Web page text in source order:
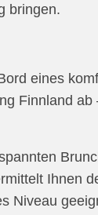
bringen.
eines
Finnland
Ihnen
Niveau